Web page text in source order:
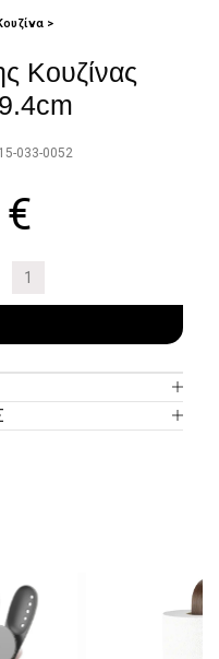
Κουζίνας
033-0052
€